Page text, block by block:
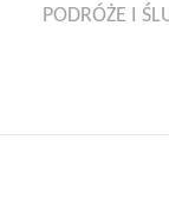
PODRÓŻE I